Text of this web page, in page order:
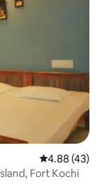
Calificación
4.88 (43)
Fort Kochi